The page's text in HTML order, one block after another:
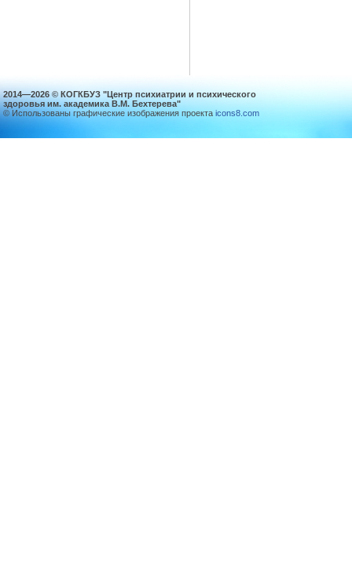
2014—2026 © КОГКБУЗ "Центр психиатрии и психического
здоровья им. академика В.М. Бехтерева"
© Использованы графические изображения проекта icons8.com